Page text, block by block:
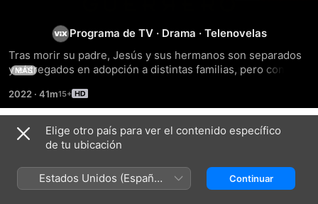
Guerrero
Programa de TV · Drama · Telenovelas
Tras morir su padre, Jesús y sus hermanos son separados
y entregados en adopción a distintas familias, pero con el
aventuras traerá y cómo será su reencuentro.
MÁS
2022 · 41m
Temporada 1
Elige otro país para ver el contenido específico
de tu ubicación
Estados Unidos (Español
México)
Continuar